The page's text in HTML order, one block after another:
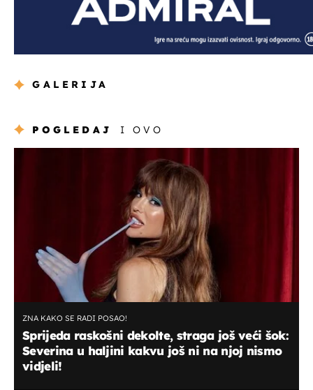
GALERIJA
POGLEDAJ I OVO
ZNA KAKO SE RADI POSAO!
Sprijeda raskošni dekolte, straga još veći šok:
Severina u haljini kakvu još ni na njoj nismo
vidjeli!